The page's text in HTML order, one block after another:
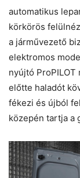
automatikus
körkörös
a járművezető
elektromos
nyújtó ProPILOT
előtte haladót
fékezi és újból
közepén tartja a